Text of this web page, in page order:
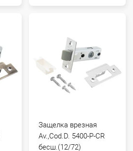
Защелка врезная
Av.,Cod.D. 5400-P-CR
бесш.(12/72)